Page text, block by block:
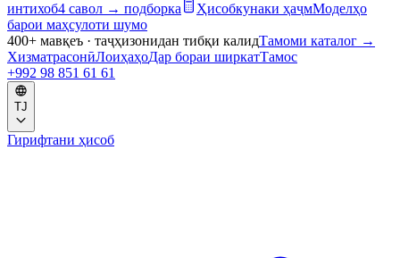
интихоб4 савол → подборка Ҳисобкунаки ҳаҷмМоделҳо
барои маҳсулоти шумо
400+ мавқеъ · таҷҳизонидан тибқи калидТамоми каталог →
ХизматрасонӣЛоиҳаҳоДар бораи ширкатТамос
+992 98 851 61 61
TJ
Гирифтани ҳисоб